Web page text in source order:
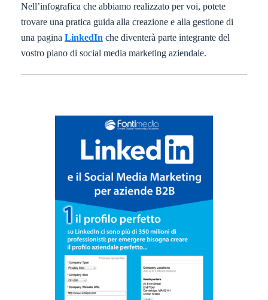
Nell’infografica che abbiamo realizzato per voi, potete
trovare una pratica guida alla creazione e alla gestione di
una pagina LinkedIn che diventerà parte integrante del
vostro piano di social media marketing aziendale.